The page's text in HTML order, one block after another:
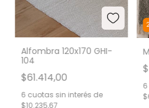
Alfombra 120x170 GHI-
104
$61.414,00
6 cuotas sin interés de
$10.235,67
6